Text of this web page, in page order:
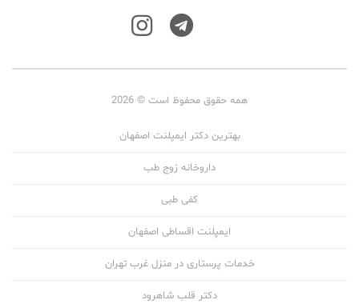
همه حقوق محفوظ است © 2026
بهترین دکتر ایمپلنت اصفهان
داروخانه زوج طب
کفی طبی
ایمپلنت اقساطی اصفهان
خدمات پرستاری در منزل غرب تهران
دکتر قلب شاهرود